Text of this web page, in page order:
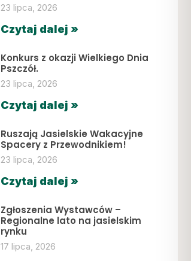
23 lipca, 2026
Czytaj dalej »
Konkurs z okazji Wielkiego Dnia
Pszczół.
23 lipca, 2026
Czytaj dalej »
Ruszają Jasielskie Wakacyjne
Spacery z Przewodnikiem!
23 lipca, 2026
Czytaj dalej »
Zgłoszenia Wystawców –
Regionalne lato na jasielskim
rynku
17 lipca, 2026